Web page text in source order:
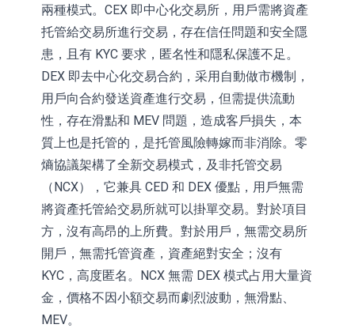
兩種模式。CEX 即中心化交易所，用戶需將資產
托管給交易所進行交易，存在信任問題和安全隱
患，且有 KYC 要求，匿名性和隱私保護不足。
DEX 即去中心化交易合約，采用自動做市機制，
用戶向合約發送資產進行交易，但需提供流動
性，存在滑點和 MEV 問題，造成客戶損失，本
質上也是托管的，是托管風險轉嫁而非消除。零
熵協議架構了全新交易模式，及非托管交易
（NCX），它兼具 CED 和 DEX 優點，用戶無需
將資產托管給交易所就可以掛單交易。對於項目
方，沒有高昂的上所費。對於用戶，無需交易所
開戶，無需托管資產，資產絕對安全；沒有
KYC，高度匿名。NCX 無需 DEX 模式占用大量資
金，價格不因小額交易而劇烈波動，無滑點、
MEV。